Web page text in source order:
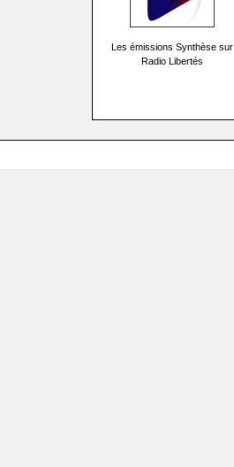
Les émissions Synthèse sur
Radio Libertés